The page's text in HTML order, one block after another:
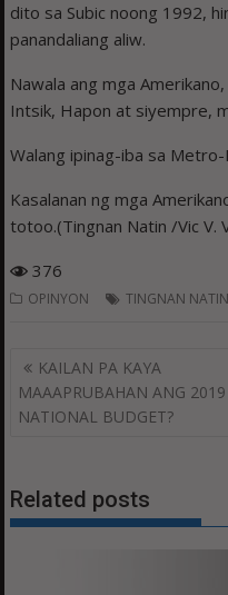
dito sa Subic noong 1992,
panandaliang aliw.
Nawala ang mga
Intsik, Hapon at siyempre,
Walang ipinag-iba sa
Kasalanan ng mga
totoo.(Tingnan Natin /Vic V.
376
OPINYON TINGNAN NATIN
Post
navigation
KAILAN PA KAYA
MAAAPRUBAHAN ANG 2019
NATIONAL BUDGET?
Related posts